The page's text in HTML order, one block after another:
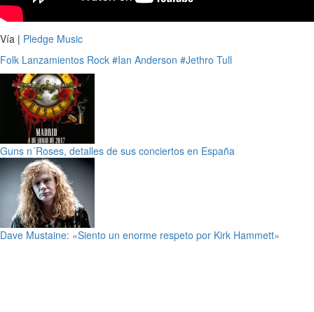
Vía | Pledge Music
Folk Lanzamientos Rock #Ian Anderson #Jethro Tull
Guns n´Roses, detalles de sus conciertos en España
Dave Mustaine: «Siento un enorme respeto por Kirk Hammett»